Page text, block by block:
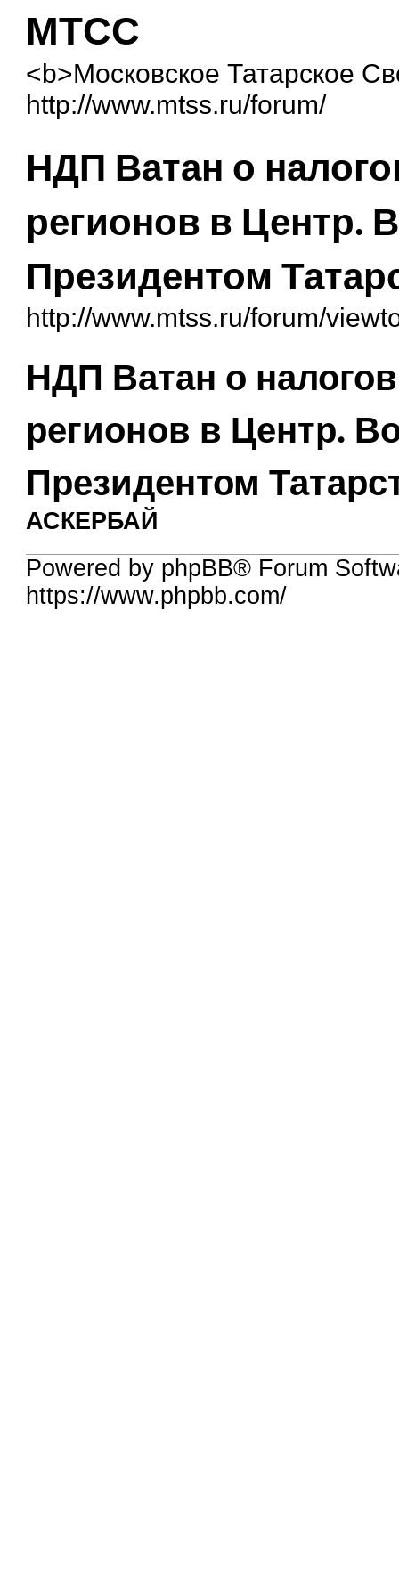
МТСС
<b>Московское Татарское
http://www.mtss.ru/forum/
НДП Ватан о
регионов в Центр.
Президентом
http://www.mtss.ru/forum/
НДП Ватан о
регионов в Центр.
Президентом
АСКЕРБАЙ
Powered by phpBB® Forum
https://www.phpbb.com/